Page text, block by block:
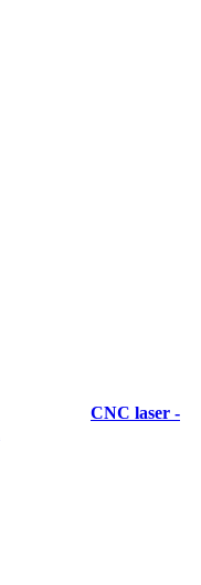
CNC laser -